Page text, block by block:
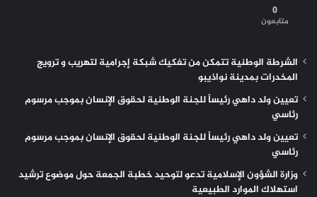
0
متابعون
الشرطة الوطنية تتمكن من تفكيك شبكة إجرامية لتهريب و ترويج
المخدرات بمدينة نواذيبو
تعيين ولد داهي رئيساً للجنة الوطنية لحقوق الإنسان بموجب مرسوم
رئاسي
تعيين ولد داهي رئيساً للجنة الوطنية لحقوق الإنسان بموجب مرسوم
رئاسي
وزارة الشؤون الإسلامية تدعو لتوحيد خطبة الجمعة حول موضوع ترشيد
استهلاك الموارد الطبيعية